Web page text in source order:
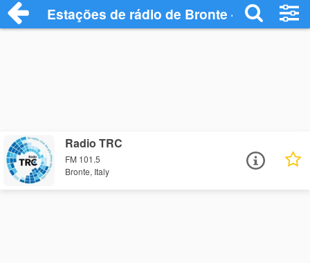
Estações de rádio de Bronte - Ouça
Radio TRC
FM 101.5
Bronte, Italy